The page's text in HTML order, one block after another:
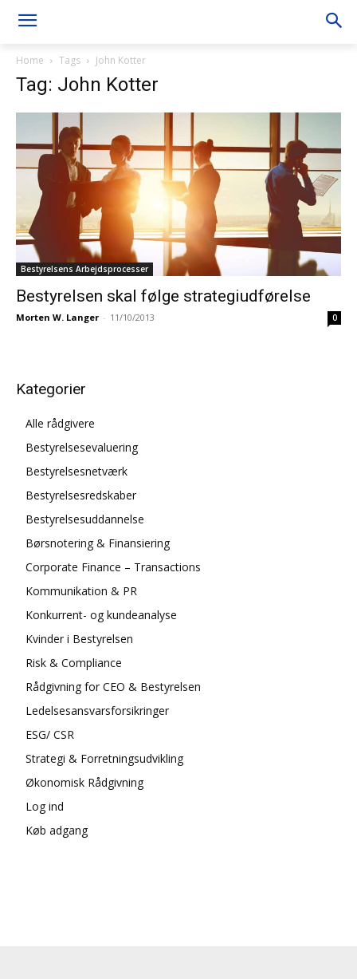
Home Tags John Kotter
Tag: John Kotter
Bestyrelsens Arbejdsprocesser
Bestyrelsen skal følge strategiudførelse
Morten W. Langer - 11/10/2013 0
Kategorier
Alle rådgivere
Bestyrelsesevaluering
Bestyrelsesnetværk
Bestyrelsesredskaber
Bestyrelsesuddannelse
Børsnotering & Finansiering
Corporate Finance – Transactions
Kommunikation & PR
Konkurrent- og kundeanalyse
Kvinder i Bestyrelsen
Risk & Compliance
Rådgivning for CEO & Bestyrelsen
Ledelsesansvarsforsikringer
ESG/ CSR
Strategi & Forretningsudvikling
Økonomisk Rådgivning
Log ind
Køb adgang